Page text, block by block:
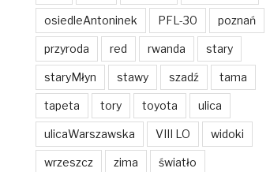
osiedleAntoninek PFL-30 poznań
przyroda red rwanda stary
staryMłyn stawy szadź tama
tapeta tory toyota ulica
ulicaWarszawska VIII LO widoki
wrzeszcz zima światło